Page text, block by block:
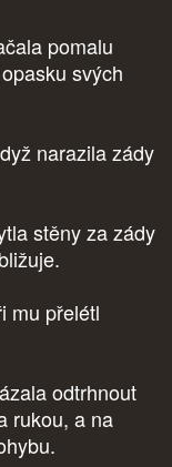
pomalu
svých
narazila zády
stěny za zády
mu přelétl
odtrhnout
rukou, a na